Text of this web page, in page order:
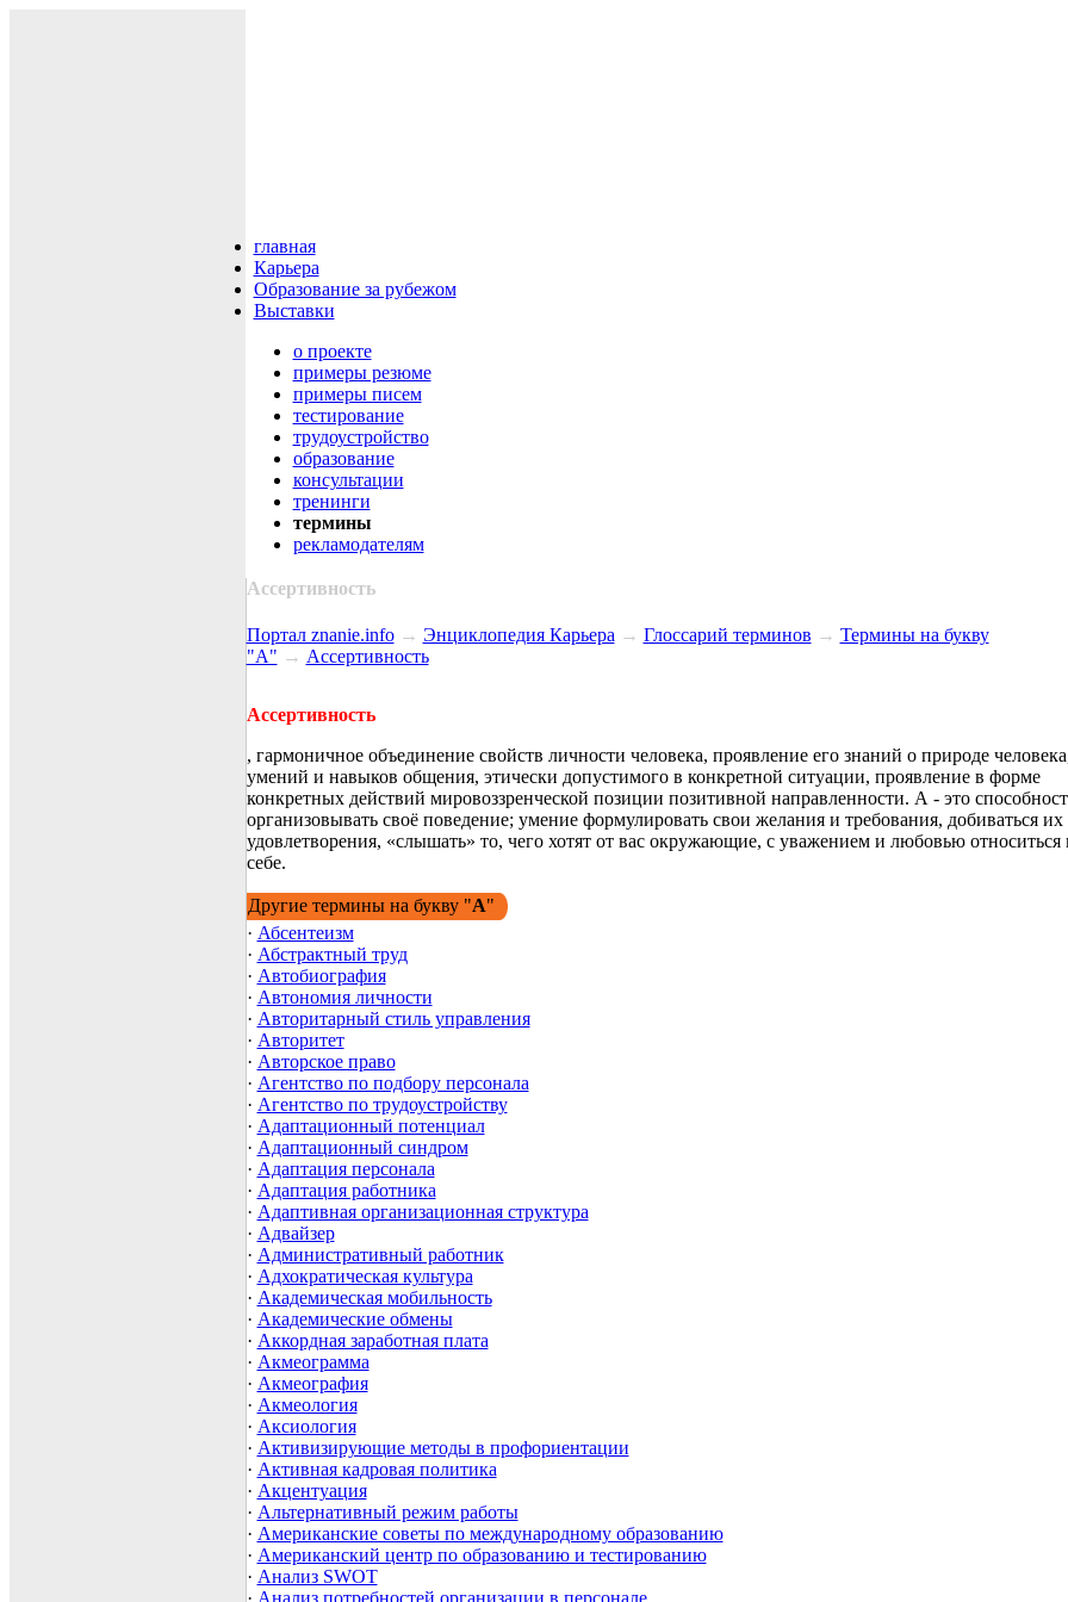
главная
Карьера
Образование за рубежом
Выставки
о проекте
примеры резюме
примеры писем
тестирование
трудоустройство
образование
консультации
тренинги
термины
рекламодателям
Ассертивность
Портал znanie.info→ Энциклопедия Карьера → Глосcарий терминов → Термины на букву
"А" → Ассертивность
Ассертивность
, гармоничное объединение свойств личности человека, проявление его знаний о природе
умений и навыков общения, этически допустимого в конкретной ситуации, проявление в форме
конкретных действий мировоззренческой позиции позитивной направленности. А - это
организовывать своё поведение; умение формулировать свои желания и требования, добиваться их
удовлетворения, «слышать» то, чего хотят от вас окружающие, с уважением и любовью относиться
себе.
Другие термины на букву "А"
· Абсентеизм
· Абстрактный труд
· Автобиография
· Автономия личности
· Авторитарный стиль управления
· Авторитет
· Авторское право
· Агентство по подбору персонала
· Агентство по трудоустройству
· Адаптационный потенциал
· Адаптационный синдром
· Адаптация персонала
· Адаптация работника
· Адаптивная организационная структура
· Адвайзер
· Административный работник
· Адхократическая культура
· Академическая мобильность
· Академические обмены
· Аккордная заработная плата
· Акмеограмма
· Акмеография
· Акмеология
· Аксиология
· Активизирующие методы в профориентации
· Активная кадровая политика
· Акцентуация
· Альтернативный режим работы
· Американские советы по международному образованию
· Американский центр по образованию и тестированию
· Анализ SWOT